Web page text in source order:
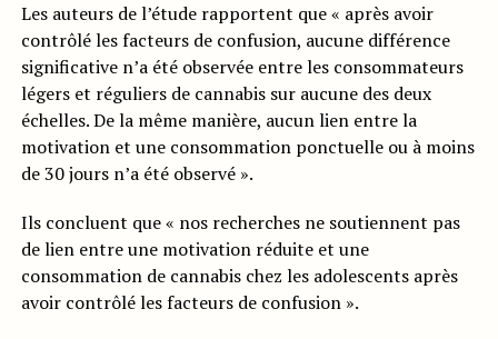
Les auteurs de l’étude rapportent que « après avoir
contrôlé les facteurs de confusion, aucune différence
significative n’a été observée entre les consommateurs
légers et réguliers de cannabis sur aucune des deux
échelles. De la même manière, aucun lien entre la
motivation et une consommation ponctuelle ou à moins
de 30 jours n’a été observé ».
Ils concluent que « nos recherches ne soutiennent pas
de lien entre une motivation réduite et une
consommation de cannabis chez les adolescents après
avoir contrôlé les facteurs de confusion ».